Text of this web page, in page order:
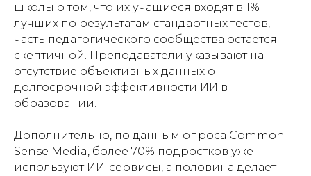
школы о том, что их учащиеся входят в 1%
лучших по результатам стандартных тестов,
часть педагогического сообщества остаётся
скептичной. Преподаватели указывают на
отсутствие объективных данных о
долгосрочной эффективности ИИ в
образовании.
Дополнительно, по данным опроса Common
Sense Media, более 70% подростков уже
используют ИИ-сервисы, а половина делает